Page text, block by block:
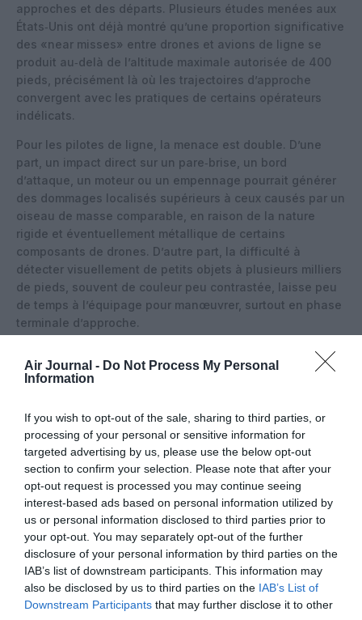
Air Journal - Do Not Process My Personal
Information
If you wish to opt-out of the sale, sharing to third parties, or
processing of your personal or sensitive information for
targeted advertising by us, please use the below opt-out
section to confirm your selection. Please note that after your
opt-out request is processed you may continue seeing
interest-based ads based on personal information utilized by
us or personal information disclosed to third parties prior to
your opt-out. You may separately opt-out of the further
disclosure of your personal information by third parties on the
IAB’s list of downstream participants. This information may
also be disclosed by us to third parties on the IAB’s List of
Downstream Participants that may further disclose it to other
approches et des départs. Plusieurs études menées aux
États‑Unis ont déjà montré qu’une proportion significative
des «near misses» entre drones et avions de ligne se
produit au‑delà de l’altitude maximale autorisée de 400
pieds, précisément là où les trajectoires d’approche
convergent avec les pratiques de certains opérateurs
indélicats.
Pour les pilotes de ligne, la menace est double. D’une
part, un impact direct sur un pare‑brise, un bord
d’attaque, un moteur ou un empennage pourrait générer
des dommages localisés supérieurs à ceux causés par un
oiseau de masse comparable, en raison de la nature
rigide et éventuellement métallique de certains
composants de drones. D’autre part, la difficulté à
détecter visuellement de petits objets à plusieurs milliers
de pieds, souvent de couleur peu contrastée, laisse peu
de temps à l’équipage pour manœuvrer, surtout en phase
terminale d’approche.
Face à ces risques, la réponse des autorités repose sur
solutions technologiques. Aux États‑Unis, la FAA impose
désormais l’enregistrement des drones au‑delà d’un
certain poids, la réussite d’un test de connaissances de
base (TRUST) pour les télépilotes récréatifs, ainsi que
l’obligation de respecter le Remote ID, un dispositif
d’identification et de localisation à distance des
aéronefs sans pilote.
Parallèlement, des solutions de détection et de
neutralisation de drones (radar basse altitude,
radio‑détection, systèmes optiques) sont
progressivement déployées autour de certains aéroports